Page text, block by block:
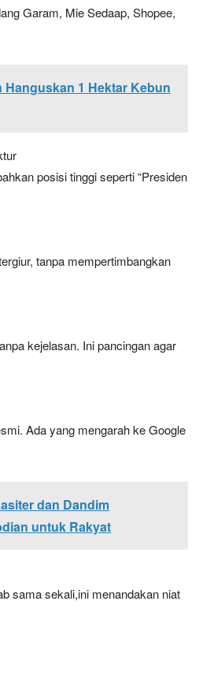
Garam, Mie Sedaap, Shopee,
1 Hektar Kebun
posisi tinggi seperti “Presiden
tanpa mempertimbangkan
kejelasan. Ini pancingan agar
Ada yang mengarah ke Google
dan Dandim
untuk Rakyat
sama sekali,ini menandakan niat